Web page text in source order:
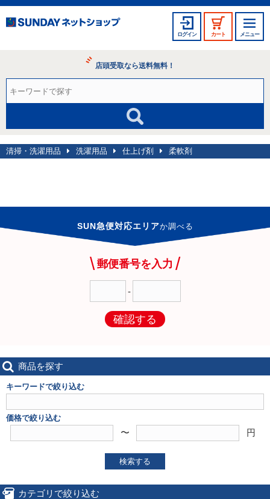
ログイン カート メニュー
店頭受取なら送料無料！
清掃・洗濯用品 洗濯用品 仕上げ剤 柔軟剤
SUN急便対応エリアか調べる
郵便番号を入力
-
確認する
商品を探す
キーワードで絞り込む
価格で絞り込む
〜 円
検索する
カテゴリで絞り込む